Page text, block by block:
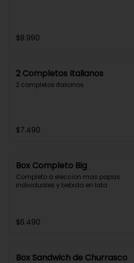
$8.990
2 Completos Italianos
2 completos italianos
$7.490
Box Completo Big
Completo a eleccion mas papas
individuales y bebida en lata
$6.490
Box Sandwich de Churrasco